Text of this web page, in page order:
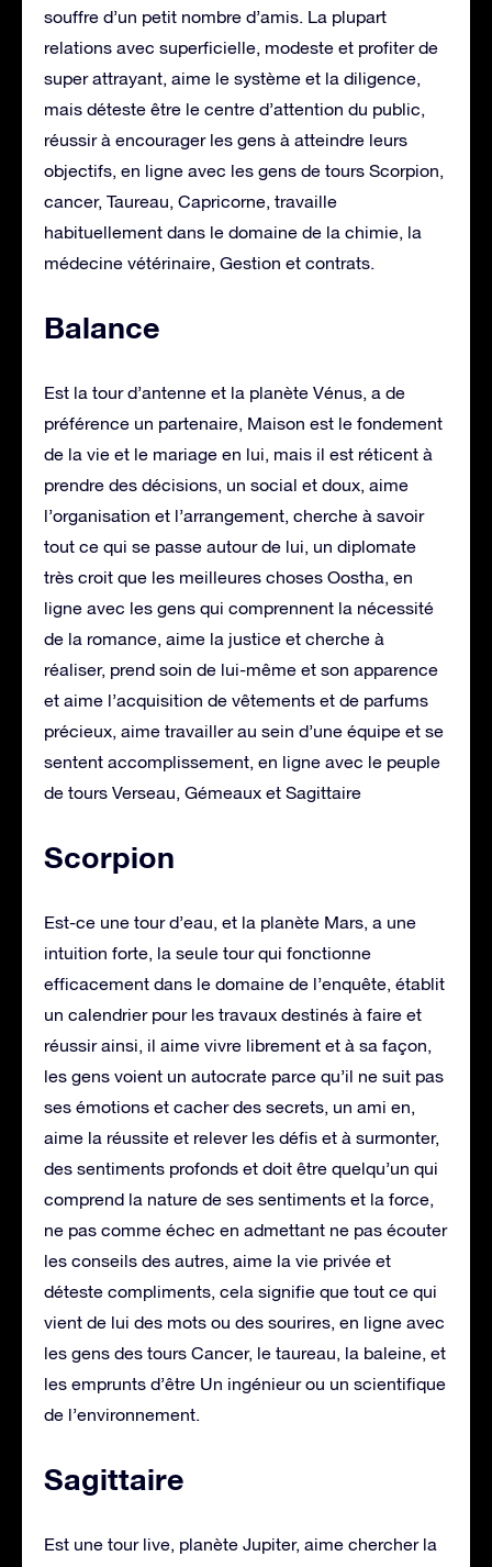
souffre d’un petit nombre d’amis. La plupart
relations avec superficielle, modeste et profiter de
super attrayant, aime le système et la diligence,
mais déteste être le centre d’attention du public,
réussir à encourager les gens à atteindre leurs
objectifs, en ligne avec les gens de tours Scorpion,
cancer, Taureau, Capricorne, travaille
habituellement dans le domaine de la chimie, la
médecine vétérinaire, Gestion et contrats.
Balance
Est la tour d’antenne et la planète Vénus, a de
préférence un partenaire, Maison est le fondement
de la vie et le mariage en lui, mais il est réticent à
prendre des décisions, un social et doux, aime
l’organisation et l’arrangement, cherche à savoir
tout ce qui se passe autour de lui, un diplomate
très croit que les meilleures choses Oostha, en
ligne avec les gens qui comprennent la nécessité
de la romance, aime la justice et cherche à
réaliser, prend soin de lui-même et son apparence
et aime l’acquisition de vêtements et de parfums
précieux, aime travailler au sein d’une équipe et se
sentent accomplissement, en ligne avec le peuple
de tours Verseau, Gémeaux et Sagittaire
Scorpion
Est-ce une tour d’eau, et la planète Mars, a une
intuition forte, la seule tour qui fonctionne
efficacement dans le domaine de l’enquête, établit
un calendrier pour les travaux destinés à faire et
réussir ainsi, il aime vivre librement et à sa façon,
les gens voient un autocrate parce qu’il ne suit pas
ses émotions et cacher des secrets, un ami en,
aime la réussite et relever les défis et à surmonter,
des sentiments profonds et doit être quelqu’un qui
comprend la nature de ses sentiments et la force,
ne pas comme échec en admettant ne pas écouter
les conseils des autres, aime la vie privée et
déteste compliments, cela signifie que tout ce qui
vient de lui des mots ou des sourires, en ligne avec
les gens des tours Cancer, le taureau, la baleine, et
les emprunts d’être Un ingénieur ou un scientifique
de l’environnement.
Sagittaire
Est une tour live, planète Jupiter, aime chercher la